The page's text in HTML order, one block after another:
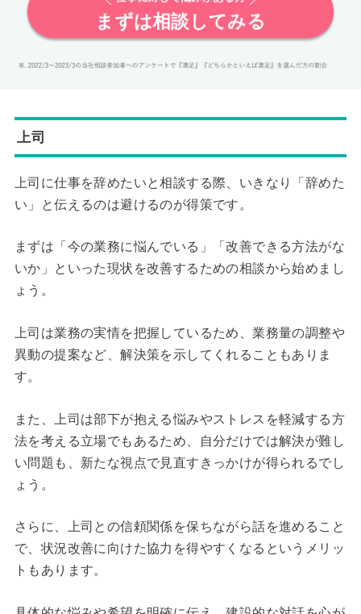
まずは相談してみる
上司
上司に仕事を辞めたいと相談する際、いきなり「辞めた
い」と伝えるのは避けるのが得策です。
まずは「今の業務に悩んでいる」「改善できる方法がな
いか」といった現状を改善するための相談から始めまし
ょう。
上司は業務の実情を把握しているため、業務量の調整や
異動の提案など、解決策を示してくれることもありま
す。
また、上司は部下が抱える悩みやストレスを軽減する方
法を考える立場でもあるため、自分だけでは解決が難し
い問題も、新たな視点で見直すきっかけが得られるでし
ょう。
さらに、上司との信頼関係を保ちながら話を進めること
で、状況改善に向けた協力を得やすくなるというメリッ
トもあります。